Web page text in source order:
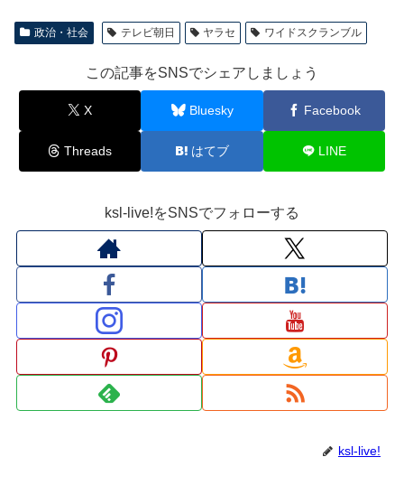
政治・社会 テレビ朝日 ヤラセ ワイドスクランブル
この記事をSNSでシェアしましょう
X Bluesky Facebook
Threads はてブ LINE
ksl-live!をSNSでフォローする
ksl-live!